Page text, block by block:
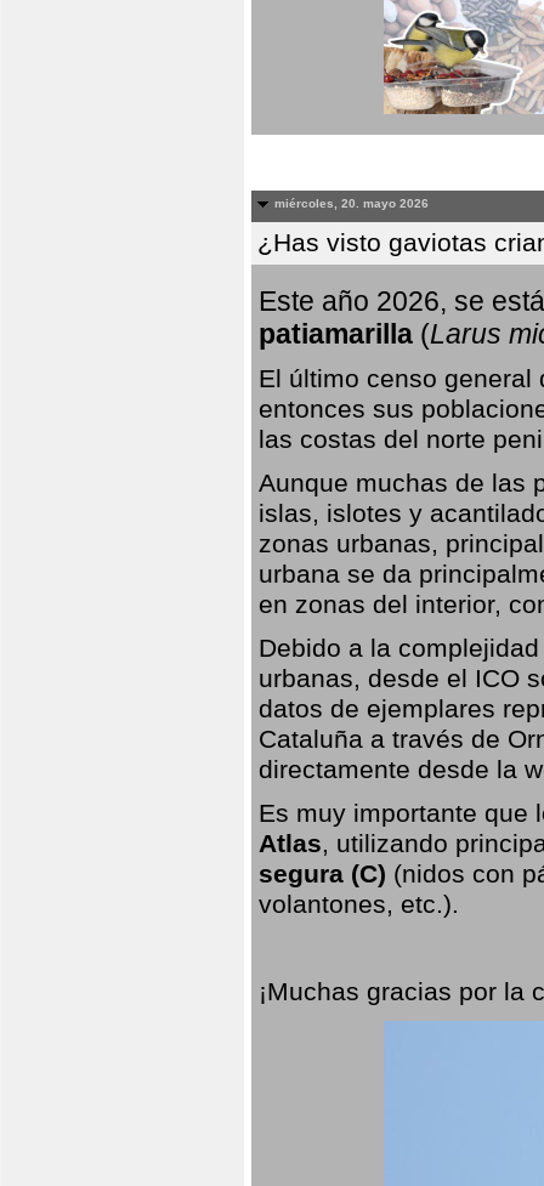
miércoles, 20. mayo 2026
¿Has visto gaviotas
Este año 2026, se
patiamarilla (Larus
El último censo
entonces sus
las costas del norte
Aunque muchas de las
islas, islotes y
zonas urbanas,
urbana se da
en zonas del interior,
Debido a la
urbanas, desde el ICO
datos de ejemplares
Cataluña a través de
directamente desde la
Es muy importante que
Atlas, utilizando
segura (C) (nidos con
volantones, etc.).
¡Muchas gracias por la